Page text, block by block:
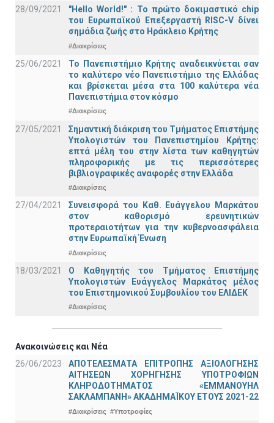
28/09/2021
"Hello World!" : Το πρώτο δοκιμαστικό chip
του Ευρωπαϊκού Επεξεργαστή RISC-V δίνει
σημάδια ζωής στο Ηράκλειο Κρήτης
#Διακρίσεις
25/06/2021
Το Πανεπιστήμιο Κρήτης αναδεικνύεται σαν
το καλύτερο νέο Πανεπιστήμιο της Ελλάδας
και βρίσκεται μέσα στα 100 καλύτερα νέα
Πανεπιστήμια στον κόσμο
#Διακρίσεις
27/05/2021
Σημαντική διάκριση του Τμήματος Επιστήμης
Υπολογιστών του Πανεπιστημίου Κρήτης:
επτά μέλη του στην λίστα των καθηγητών
πληροφορικής με τις περισσότερες
βιβλιογραφικές αναφορές στην Ελλάδα
#Διακρίσεις
27/04/2021
Συνεισφορά του Καθ. Ευάγγελου Μαρκάτου
στον καθορισμό ερευνητικών
προτεραιοτήτων για την κυβερνοασφάλεια
στην Ευρωπαϊκή Ένωση
#Διακρίσεις
18/03/2021
Ο Καθηγητής του Τμήματος Επιστήμης
Υπολογιστών Ευάγγελος Μαρκάτος μέλος
του Επιστημονικού Συμβουλίου του ΕΛΙΔΕΚ
#Διακρίσεις
Ανακοινώσεις και Νέα
26/06/2023
ΑΠΟΤΕΛΕΣΜΑΤΑ ΕΠΙΤΡΟΠΗΣ ΑΞΙΟΛΟΓΗΣΗΣ
ΑΙΤΗΣΕΩΝ ΧΟΡΗΓΗΣΗΣ ΥΠΟΤΡΟΦΙΩΝ
ΚΛΗΡΟΔΟΤΗΜΑΤΟΣ «ΕΜΜΑΝΟΥΗΛ
ΣΑΚΛΑΜΠΑΝΗ» ΑΚΑΔΗΜΑΪΚΟΥ ΕΤΟΥΣ 2021-22
#Διακρίσεις #Υποτροφίες